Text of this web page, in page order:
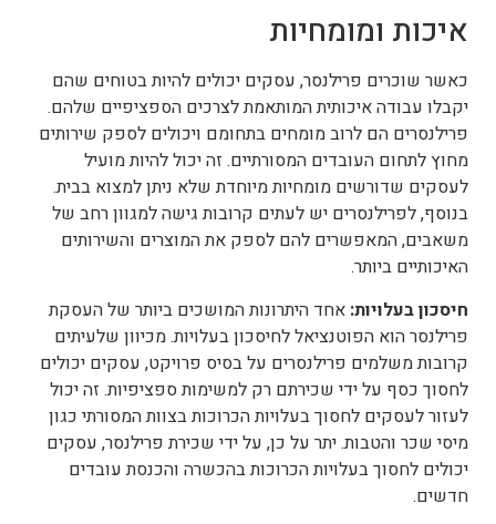
איכות ומומחיות
כאשר שוכרים פרילנסר, עסקים יכולים להיות בטוחים שהם
יקבלו עבודה איכותית המותאמת לצרכים הספציפיים שלהם.
פרילנסרים הם לרוב מומחים בתחומם ויכולים לספק שירותים
מחוץ לתחום העובדים המסורתיים. זה יכול להיות מועיל
לעסקים שדורשים מומחיות מיוחדת שלא ניתן למצוא בבית.
בנוסף, לפרילנסרים יש לעתים קרובות גישה למגוון רחב של
משאבים, המאפשרים להם לספק את המוצרים והשירותים
האיכותיים ביותר.
חיסכון בעלויות: אחד היתרונות המושכים ביותר של העסקת
פרילנסר הוא הפוטנציאל לחיסכון בעלויות. מכיוון שלעיתים
קרובות משלמים פרילנסרים על בסיס פרויקט, עסקים יכולים
לחסוך כסף על ידי שכירתם רק למשימות ספציפיות. זה יכול
לעזור לעסקים לחסוך בעלויות הכרוכות בצוות המסורתי כגון
מיסי שכר והטבות. יתר על כן, על ידי שכירת פרילנסר, עסקים
יכולים לחסוך בעלויות הכרוכות בהכשרה והכנסת עובדים
חדשים.